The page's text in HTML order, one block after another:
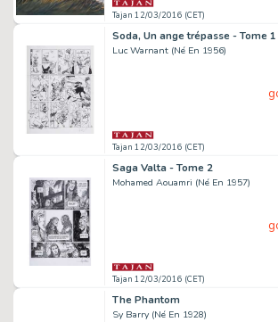
Tajan 12/03/2016 (CET)
Soda, Un ange trépasse - Tome 1
Luc Warnant (Né En 1956)
Tajan 12/03/2016 (CET)
Saga Valta - Tome 2
Mohamed Aouamri (Né En 1957)
Tajan 12/03/2016 (CET)
The Phantom
Sy Barry (Né En 1928)